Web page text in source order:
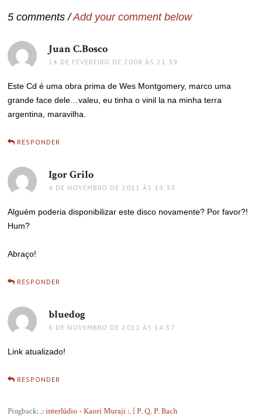
5 comments /Add your comment below
Juan C.Bosco
14 DE FEVEREIRO DE 2008 ÀS 21:39
Este Cd é uma obra prima de Wes Montgomery, marco uma
grande face dele…valeu, eu tinha o vinil la na minha terra
argentina, maravilha.
RESPONDER
Igor Grilo
4 DE NOVEMBRO DE 2011 ÀS 19:33
Alguém poderia disponibilizar este disco novamente? Por favor?!
Hum?
Abraço!
RESPONDER
bluedog
6 DE NOVEMBRO DE 2011 ÀS 14:57
Link atualizado!
RESPONDER
Pingback: .: interlúdio - Kaori Muraji :. | P. Q. P. Bach